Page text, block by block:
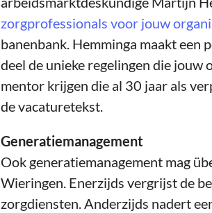
zorgprofessionals voor jouw
banenbank. Hemminga maakt een
deel de unieke regelingen die jouw
mentor krijgen die al 30 jaar als
de vacaturetekst.
Generatiemanagement
Ook generatiemanagement mag
Wieringen. Enerzijds vergrijst de
zorgdiensten. Anderzijds nadert